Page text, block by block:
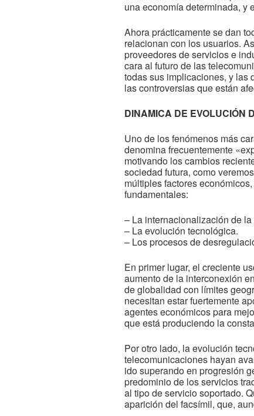
una economía determinada, y
Ahora prácticamente se dan
relacionan con los usuarios.
proveedores de servicios e
cara al futuro de las
todas sus implicaciones, y las
las controversias que están
DINAMICA DE EVOLUCIÓN
Uno de los fenómenos más
denomina frecuentemente
motivando los cambios
sociedad futura, como
múltiples factores
fundamentales:
– La internacionalización de
– La evolución tecnológica.
– Los procesos de
En primer lugar, el creciente
aumento de la interconexión
de globalidad con límites
necesitan estar fuertemente
agentes económicos para
que está produciendo la
Por otro lado, la evolución
telecomunicaciones hayan
ido superando en progresión
predominio de los servicios
al tipo de servicio soportado.
aparición del facsímil, que,